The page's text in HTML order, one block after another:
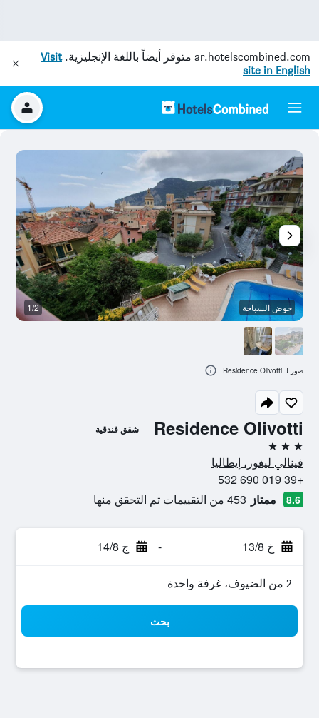
ar.hotelscombined.com متوفر أيضاً باللغة الإنجليزية.Visit
site in English
Residence Olivotti شقق فندقية
3 نجوم
فينالي ليغور، إيطاليا
+39 019 690 532
8.6 ممتاز 453 من التقييمات تم التحقق منها
خ 13/8 - ج 14/8
2 من الضيوف، غرفة واحدة
بحث
حوض السباحة 1/2
صور لـ Residence Olivotti